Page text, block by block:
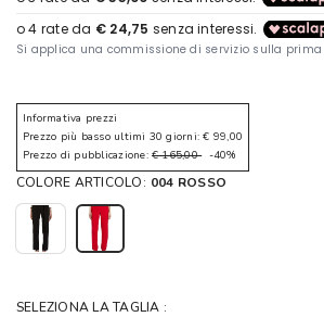
Informativa prezzi
Prezzo più basso ultimi 30 giorni: € 99,00
Prezzo di pubblicazione: € 165,00-40%
COLORE ARTICOLO: 004 ROSSO
SELEZIONA LA TAGLIA :